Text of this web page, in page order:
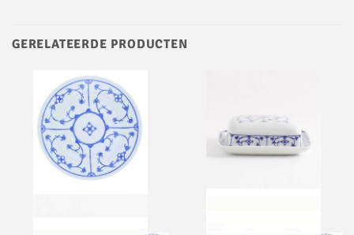
GERELATEERDE PRODUCTEN